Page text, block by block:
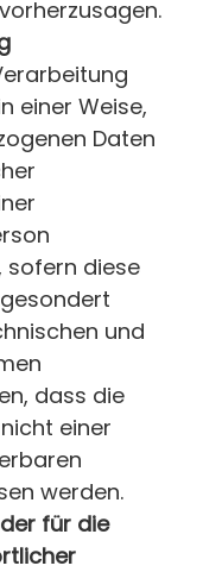
einer Weise,
Daten
sofern diese
und
dass die
einer
werden.
für die